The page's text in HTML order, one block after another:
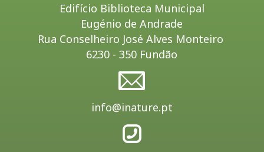
Edifício Biblioteca Municipal
Eugénio de Andrade
Rua Conselheiro José Alves Monteiro
6230 - 350 Fundão
info@inature.pt